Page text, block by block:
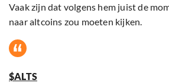
Vaak zijn dat volgens hem juist de
naar altcoins zou moeten kijken.
$ALTS